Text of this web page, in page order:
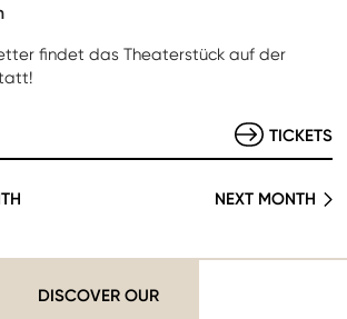
findet das Theaterstück auf der
TICKETS
NEXT MONTH
DISCOVER OUR